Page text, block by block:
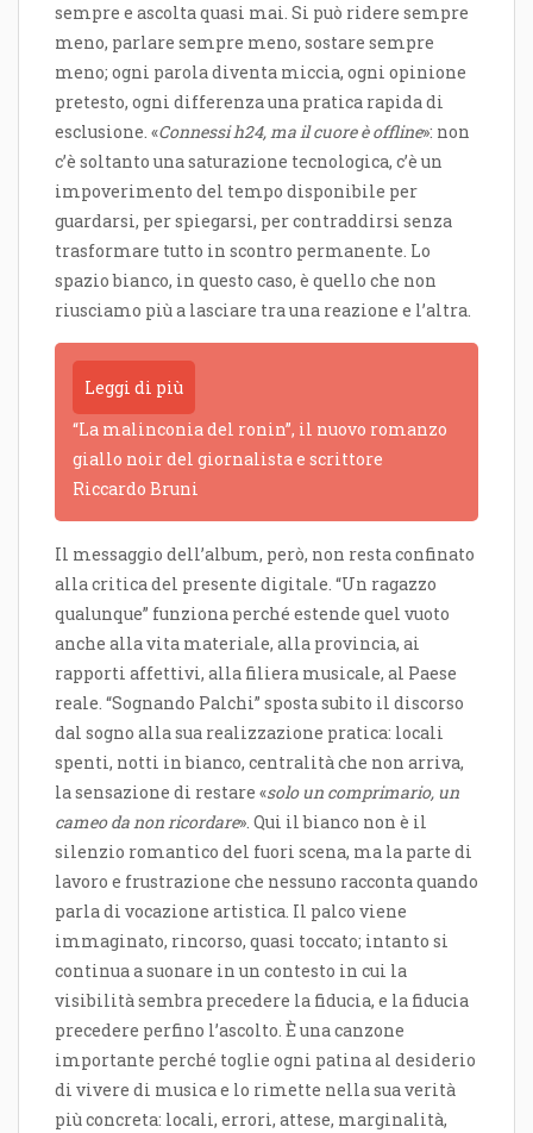
sempre e ascolta quasi mai. Si può ridere sempre
meno, parlare sempre meno, sostare sempre
meno; ogni parola diventa miccia, ogni opinione
pretesto, ogni differenza una pratica rapida di
esclusione. «Connessi h24, ma il cuore è offline»: non
c’è soltanto una saturazione tecnologica, c’è un
impoverimento del tempo disponibile per
guardarsi, per spiegarsi, per contraddirsi senza
trasformare tutto in scontro permanente. Lo
spazio bianco, in questo caso, è quello che non
riusciamo più a lasciare tra una reazione e l’altra.
Leggi di più
“La malinconia del ronin”, il nuovo romanzo
giallo noir del giornalista e scrittore
Riccardo Bruni
Il messaggio dell’album, però, non resta confinato
alla critica del presente digitale. “Un ragazzo
qualunque” funziona perché estende quel vuoto
anche alla vita materiale, alla provincia, ai
rapporti affettivi, alla filiera musicale, al Paese
reale. “Sognando Palchi” sposta subito il discorso
dal sogno alla sua realizzazione pratica: locali
spenti, notti in bianco, centralità che non arriva,
la sensazione di restare «solo un comprimario, un
cameo da non ricordare». Qui il bianco non è il
silenzio romantico del fuori scena, ma la parte di
lavoro e frustrazione che nessuno racconta quando
parla di vocazione artistica. Il palco viene
immaginato, rincorso, quasi toccato; intanto si
continua a suonare in un contesto in cui la
visibilità sembra precedere la fiducia, e la fiducia
precedere perfino l’ascolto. È una canzone
importante perché toglie ogni patina al desiderio
di vivere di musica e lo rimette nella sua verità
più concreta: locali, errori, attese, marginalità,